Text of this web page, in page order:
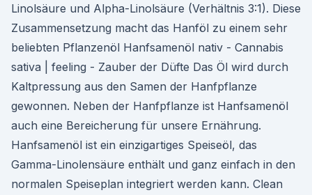
Linolsäure und Alpha-Linolsäure (Verhältnis 3:1). Diese
Zusammensetzung macht das Hanföl zu einem sehr
beliebten Pflanzenöl Hanfsamenöl nativ - Cannabis
sativa | feeling - Zauber der Düfte Das Öl wird durch
Kaltpressung aus den Samen der Hanfpflanze
gewonnen. Neben der Hanfpflanze ist Hanfsamenöl
auch eine Bereicherung für unsere Ernährung.
Hanfsamenöl ist ein einzigartiges Speiseöl, das
Gamma-Linolensäure enthält und ganz einfach in den
normalen Speiseplan integriert werden kann. Clean